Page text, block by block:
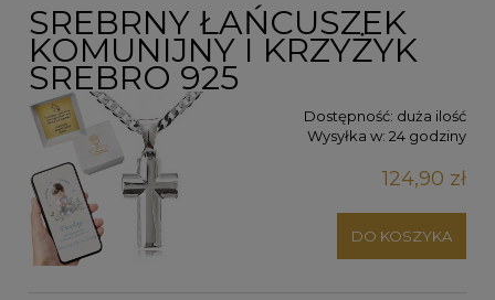
SREBRNY ŁAŃCUSZEK
KOMUNIJNY I KRZYŻYK
SREBRO 925
Dostępność: duża ilość
Wysyłka w: 24 godziny
124,90 zł
DO KOSZYKA